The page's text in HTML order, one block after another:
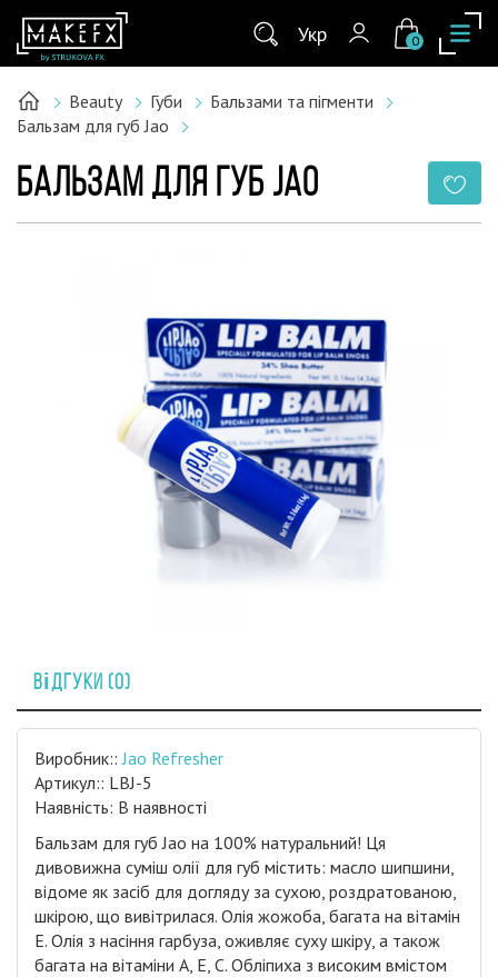
Укр 0
Beauty Губи
Бальзами та пігменти
Бальзам для губ Jao
БАЛЬЗАМ ДЛЯ ГУБ JAO
Відгуки (0)
Виробник::Jao Refresher
Артикул:: LBJ-5
Наявність: В наявності
Бальзам для губ Jao на 100% натуральний! Ця
дивовижна суміш олії для губ містить: масло шипшини,
відоме як засіб для догляду за сухою, роздратованою,
шкірою, що вивітрилася. Олія жожоба, багата на вітамін
Е. Олія з насіння гарбуза, оживляє суху шкіру, а також
багата на вітаміни А, Е, С. Обліпиха з високим вмістом